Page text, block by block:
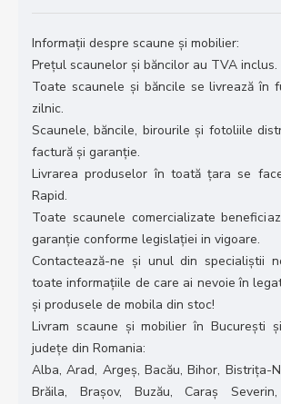
Informații despre scaune și mobilier:
Prețul scaunelor și băncilor au TVA inclus.
Toate scaunele și băncile se livrează în
zilnic.
Scaunele, băncile, birourile și fotoliile
factură și garanție.
Livrarea produselor în toată țara se
Rapid.
Toate scaunele comercializate
garanție conforme legislației in vigoare.
Contactează-ne și unul din specialiștii
toate informațiile de care ai nevoie în
și produsele de mobila din stoc!
Livram scaune și mobilier în București
județe din Romania:
Alba, Arad, Argeș, Bacău, Bihor, Bistrița-
Brăila, Brașov, Buzău, Caraș